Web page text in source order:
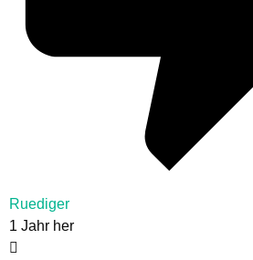
Ruediger
1 Jahr her